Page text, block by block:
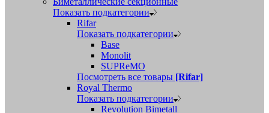
Показать подкатегории
Rifar
Показать подкатегории
Base
Monolit
SUPReMO
Посмотреть все товары [Rifar]
Royal Thermo
Показать подкатегории
Revolution Bimetall